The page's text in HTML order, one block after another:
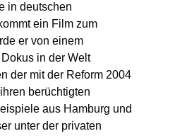
in deutschen
ein Film zum
er von einem
in der Welt
der mit der Reform 2004
berüchtigten
aus Hamburg und
unter der privaten